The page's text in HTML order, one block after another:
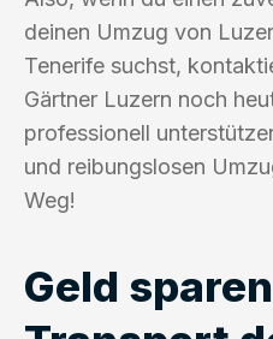
deinen Umzug von
Tenerife suchst,
Gärtner Luzern noch
professionell
und reibungslosen
Weg!
Geld